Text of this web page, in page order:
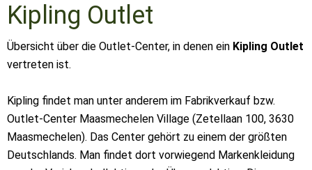
Kipling Outlet
Übersicht über die Outlet-Center, in denen ein Kipling Outlet
vertreten ist.
Kipling findet man unter anderem im Fabrikverkauf bzw.
Outlet-Center Maasmechelen Village (Zetellaan 100, 3630
Maasmechelen). Das Center gehört zu einem der größten
Deutschlands. Man findet dort vorwiegend Markenkleidung